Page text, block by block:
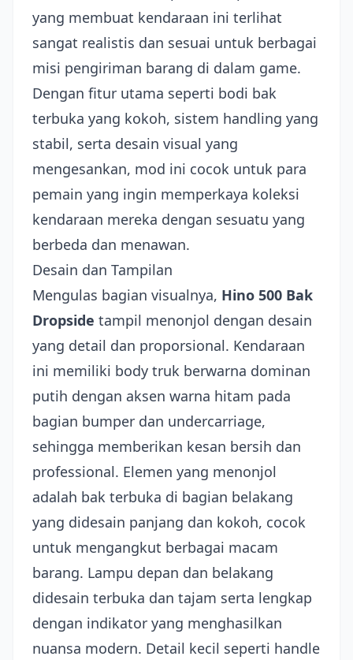
yang membuat kendaraan ini terlihat
sangat realistis dan sesuai untuk berbagai
misi pengiriman barang di dalam game.
Dengan fitur utama seperti bodi bak
terbuka yang kokoh, sistem handling yang
stabil, serta desain visual yang
mengesankan, mod ini cocok untuk para
pemain yang ingin memperkaya koleksi
kendaraan mereka dengan sesuatu yang
berbeda dan menawan.
Desain dan Tampilan
Mengulas bagian visualnya, Hino 500 Bak
Dropside tampil menonjol dengan desain
yang detail dan proporsional. Kendaraan
ini memiliki body truk berwarna dominan
putih dengan aksen warna hitam pada
bagian bumper dan undercarriage,
sehingga memberikan kesan bersih dan
professional. Elemen yang menonjol
adalah bak terbuka di bagian belakang
yang didesain panjang dan kokoh, cocok
untuk mengangkut berbagai macam
barang. Lampu depan dan belakang
didesain terbuka dan tajam serta lengkap
dengan indikator yang menghasilkan
nuansa modern. Detail kecil seperti handle